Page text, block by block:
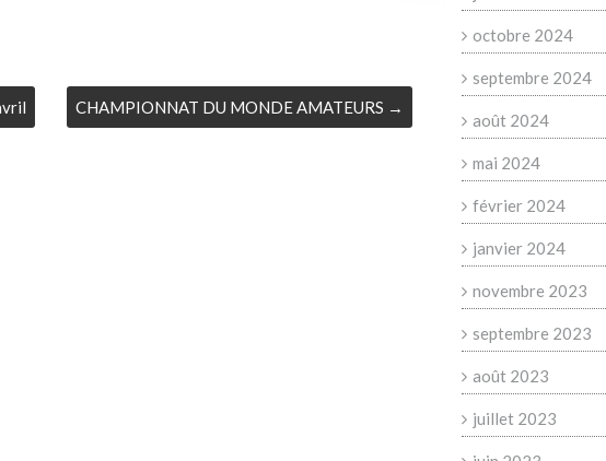
CHAMPIONNAT DU MONDE AMATEURS →
octobre 2024
septembre 2024
août 2024
mai 2024
février 2024
janvier 2024
novembre 2023
septembre 2023
août 2023
juillet 2023